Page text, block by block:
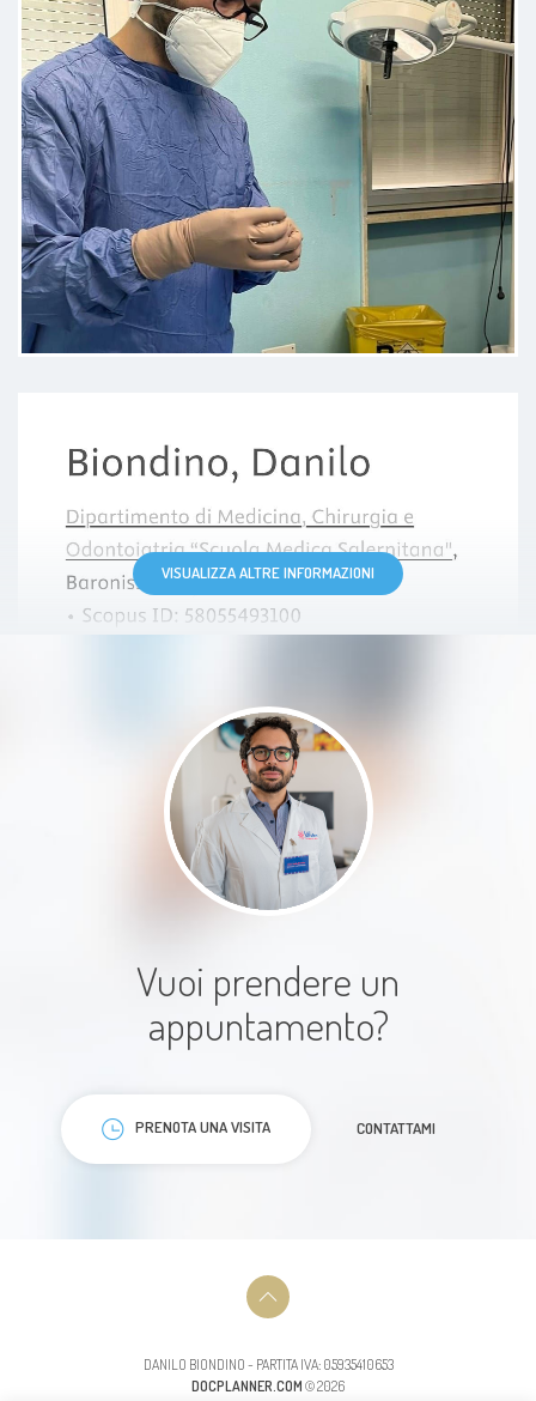
Ottima esperienza. Visita
scrupolosa, spiegazioni
dettagliate, gentilezza ed
educazione
Paziente
attento e scrupoloso che fa'
sentire anche molto a proprio agio.
Lo consiglio vivamente
Paziente
Recensione onesta di mio figlio di 7
anni Mio figlio dice che sei molto
bello(scritto da lui ) Dottore molto
Paziente
Paziente
VISUALIZZA ALTRE INFORMAZIONI
Vuoi prendere un
appuntamento?
PRENOTA UNA VISITA CONTATTAMI
DANILO BIONDINO - PARTITA IVA: 05935410653
DOCPLANNER.COM © 2026